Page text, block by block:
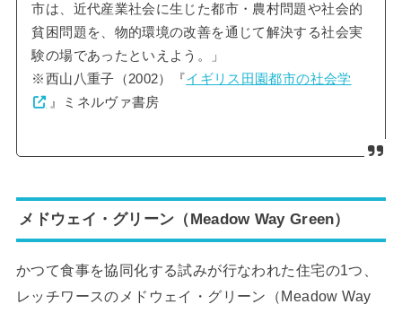
市は、近代産業社会に生じた都市・農村問題や社会的
貧困問題を、物的環境の改善を通じて解決する社会実
験の場であったといえよう。」
※西山八重子（2002）『イギリス田園都市の社会学
』ミネルヴァ書房
メドウェイ・グリーン（Meadow Way Green）
かつて食事を協同化する試みが行なわれた住宅の1つ、
レッチワースのメドウェイ・グリーン（Meadow Way